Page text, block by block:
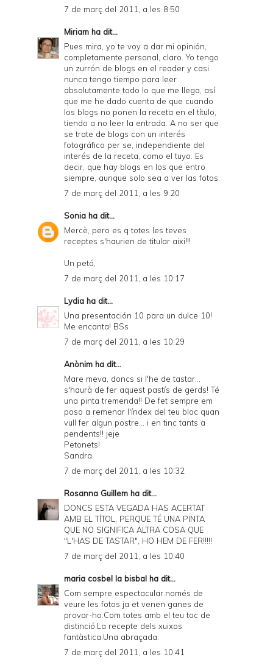
7 de març del 2011, a les 8:50
Miriam ha dit...
Pues mira, yo te voy a dar mi opinión,
completamente personal, claro. Yo tengo
un zurrón de blogs en el reader y casi
nunca tengo tiempo para leer
absolutamente todo lo que me llega, así
que me he dado cuenta de que cuando
los blogs no ponen la receta en el título,
tiendo a no leer la entrada. A no ser que
se trate de blogs con un interés
fotográfico per se, independiente del
interés de la receta, como el tuyo. Es
decir, que hay blogs en los que entro
siempre, aunque solo sea a ver las fotos.
7 de març del 2011, a les 9:20
Sonia ha dit...
Mercè, pero es q totes les teves
receptes s'haurien de titular aixi!!!
Un petó,
7 de març del 2011, a les 10:17
Lydia ha dit...
Una presentación 10 para un dulce 10!
Me encanta! BSs
7 de març del 2011, a les 10:29
Anònim ha dit...
Mare meva, doncs si l'he de tastar...
s'haurà de fer aquest pastís de gerds! Té
una pinta tremenda!! De fet sempre em
poso a remenar l'índex del teu bloc quan
vull fer algun postre... i en tinc tants a
pendents!! jeje
Petonets!
Sandra
7 de març del 2011, a les 10:32
Rosanna Guillem ha dit...
DONCS ESTA VEGADA HAS ACERTAT
AMB EL TÍTOL, PERQUE TÉ UNA PINTA
QUE NO SIGNIFICA ALTRA COSA QUE
"L'HAS DE TASTAR", HO HEM DE FER!!!!!
7 de març del 2011, a les 10:40
maria cosbel la bisbal ha dit...
Com sempre espectacular.només de
veure les fotos ja et venen ganes de
provar-ho.Com totes amb el teu toc de
distinció.La recepte dels xuixos
fantàstica.Una abraçada.
7 de març del 2011, a les 10:41